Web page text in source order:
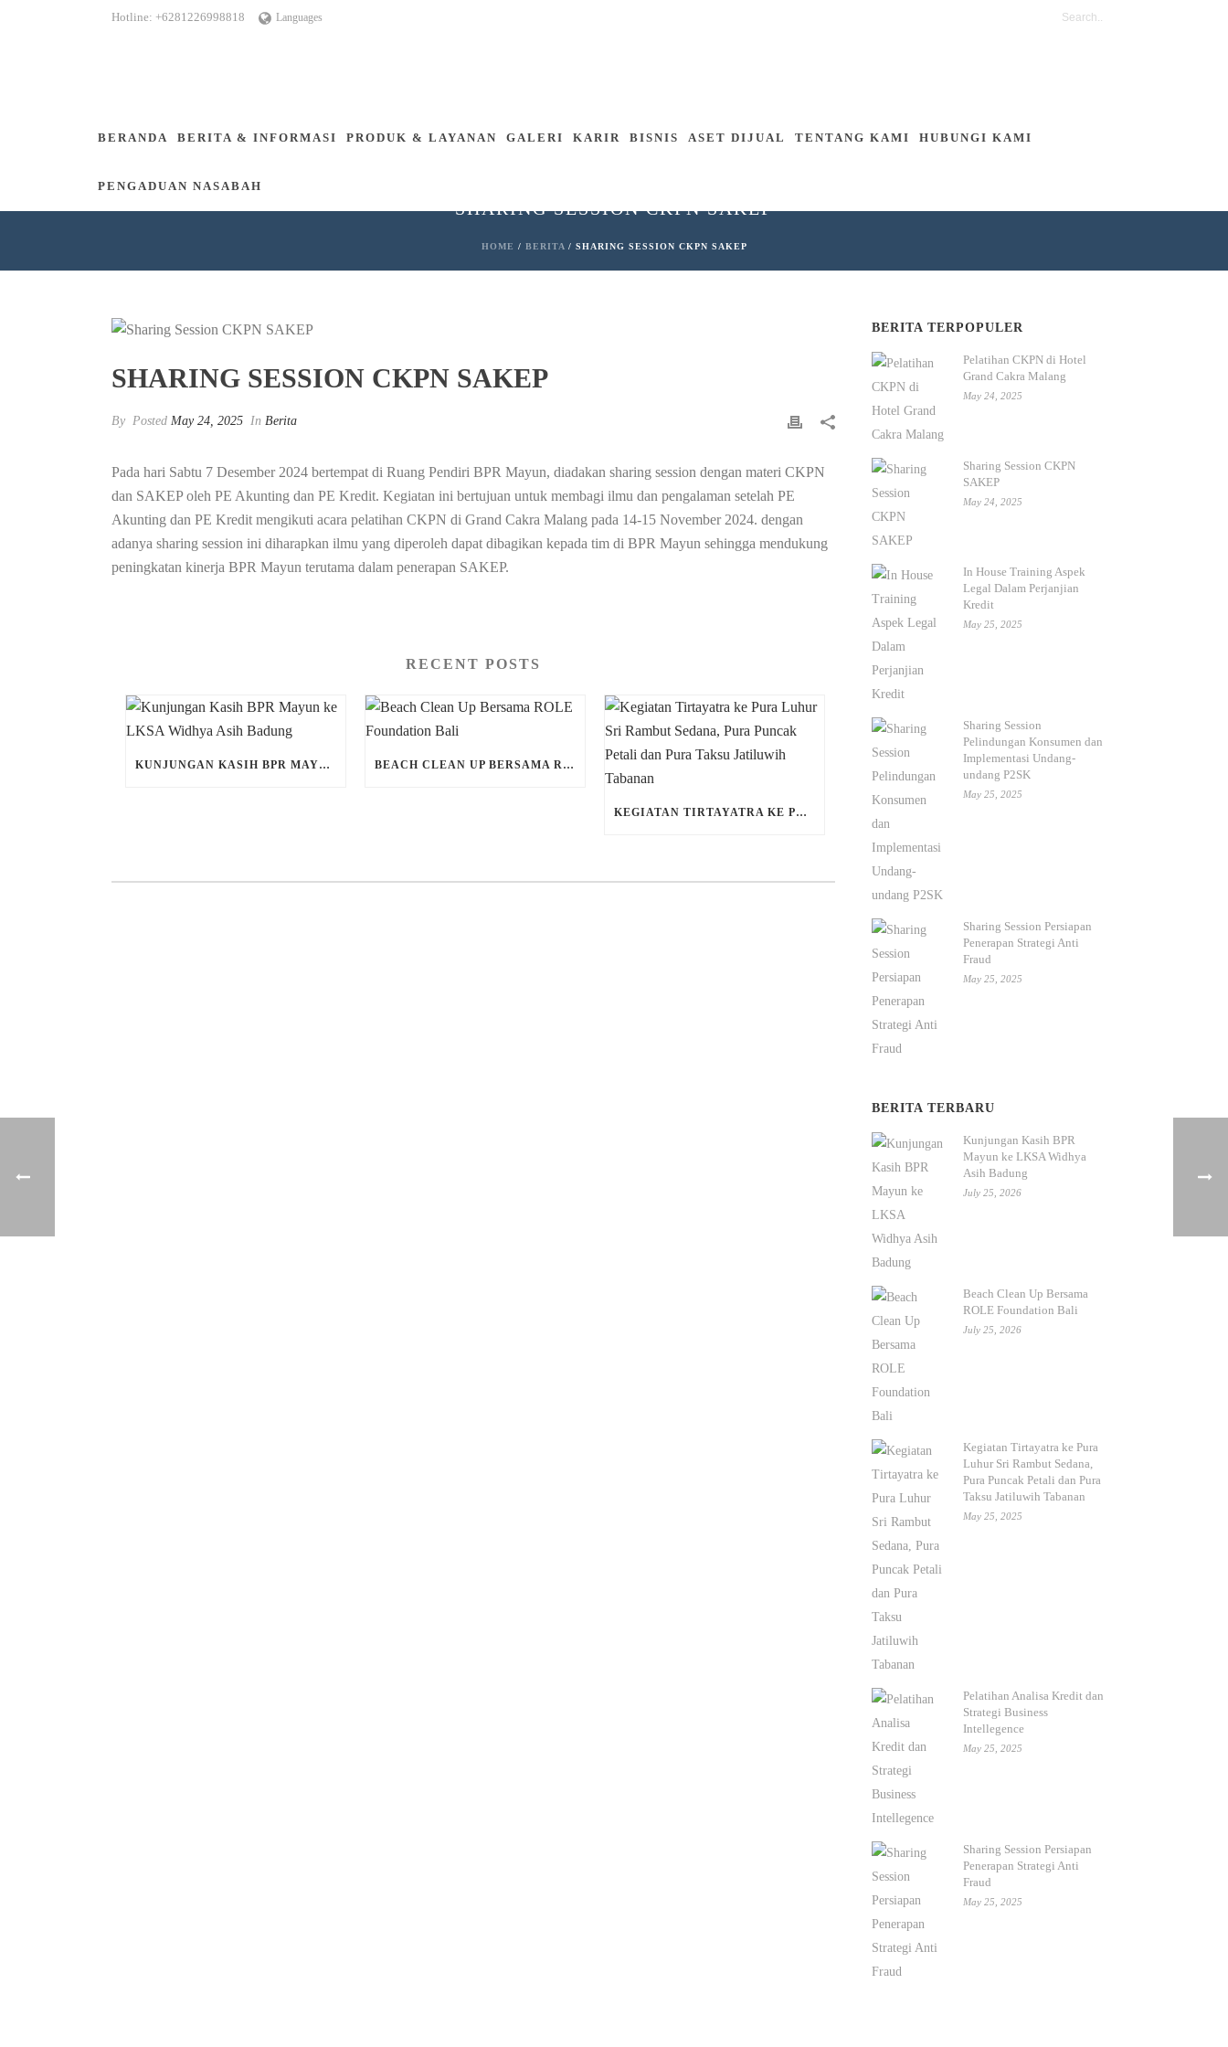
Hotline: +6281226998818 Languages
BERANDA BERITA & INFORMASI PRODUK & LAYANAN GALERI KARIR BISNIS ASET DIJUAL TENTANG KAMI HUBUNGI KAMI
PENGADUAN NASABAH
SHARING SESSION CKPN SAKEP
HOME / BERITA/ SHARING SESSION CKPN SAKEP
SHARING SESSION CKPN SAKEP
By Posted May 24, 2025 In Berita
Pada hari Sabtu 7 Desember 2024 bertempat di Ruang Pendiri BPR Mayun, diadakan sharing session dengan materi CKPN
dan SAKEP oleh PE Akunting dan PE Kredit. Kegiatan ini bertujuan untuk membagi ilmu dan pengalaman setelah PE
Akunting dan PE Kredit mengikuti acara pelatihan CKPN di Grand Cakra Malang pada 14-15 November 2024. dengan
adanya sharing session ini diharapkan ilmu yang diperoleh dapat dibagikan kepada tim di BPR Mayun sehingga mendukung
peningkatan kinerja BPR Mayun terutama dalam penerapan SAKEP.
RECENT POSTS
KUNJUNGAN KASIH BPR MAYUN KE LKSA WIDHYA ASIH BADUNG BEACH CLEAN UP BERSAMA ROLE FOUNDATION BALI
KEGIATAN TIRTAYATRA KE PURA LUHUR SRI RAMBUT SEDANA, PURA PUNCAK PETALI DAN PURA TAKSU JATILUWIH TABANAN
BERITA TERPOPULER
Pelatihan CKPN di Hotel
Grand Cakra Malang
May 24, 2025
Sharing Session CKPN
SAKEP
May 24, 2025
In House Training Aspek
Legal Dalam Perjanjian
Kredit
May 25, 2025
Sharing Session
Pelindungan Konsumen dan
Implementasi Undang-
undang P2SK
May 25, 2025
Sharing Session Persiapan
Penerapan Strategi Anti
Fraud
May 25, 2025
BERITA TERBARU
Kunjungan Kasih BPR
Mayun ke LKSA Widhya
Asih Badung
July 25, 2026
Beach Clean Up Bersama
ROLE Foundation Bali
July 25, 2026
Kegiatan Tirtayatra ke Pura
Luhur Sri Rambut Sedana,
Pura Puncak Petali dan Pura
Taksu Jatiluwih Tabanan
May 25, 2025
Pelatihan Analisa Kredit dan
Strategi Business
Intellegence
May 25, 2025
Sharing Session Persiapan
Penerapan Strategi Anti
Fraud
May 25, 2025